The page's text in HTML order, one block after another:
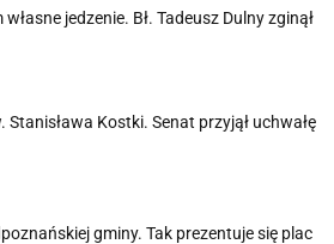
jedzenie. Bł. Tadeusz Dulny zginął
Kostki. Senat przyjął uchwałę
gminy. Tak prezentuje się plac